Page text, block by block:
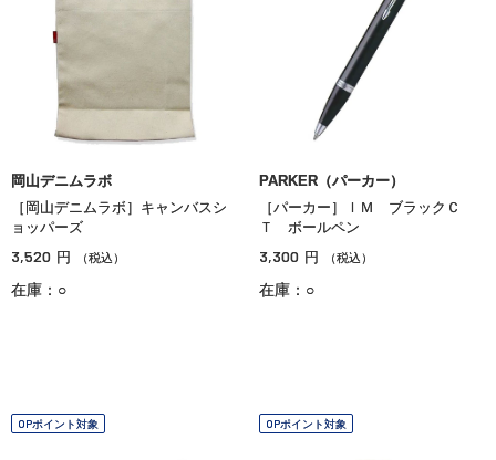
岡山デニムラボ
［岡山デニムラボ］キャンバスシ
ョッパーズ
3,520 円 （税込）
在庫：○
PARKER（パーカー）
［パーカー］ＩＭ ブラックＣ
Ｔ ボールペン
3,300 円 （税込）
在庫：○
OPポイント対象 OPポイント対象